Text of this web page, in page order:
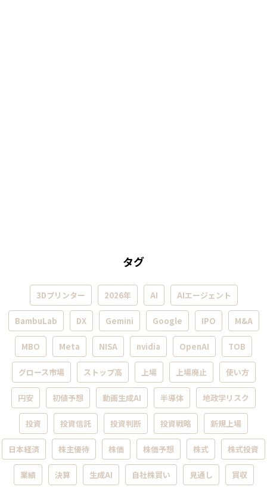
タグ
3Dプリンター 2026年 AI AIエージェント
BambuLab DX Gemini Google IPO M&A
MBO Meta NISA nvidia OpenAI TOB
グロース市場 ストップ高 上場 上場廃止 使い方
円安 初値予想 動画生成AI 半導体 地政学リスク
投資 投資信託 投資判断 投資戦略 新規上場
日本経済 株主優待 株価 株価予想 株式 株式投資
業績 決算 生成AI 自社株買い 見通し 買収